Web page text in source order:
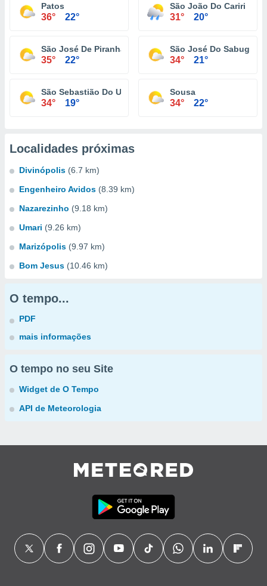
Patos
36° 22°
São João Do Cariri
31° 20°
São José De Piranhas
35° 22°
São José Do Sabugi
34° 21°
São Sebastião Do Umbuzeiro
34° 19°
Sousa
34° 22°
Localidades próximas
Divinópolis (6.7 km)
Engenheiro Avidos (8.39 km)
Nazarezinho (9.18 km)
Umari (9.26 km)
Marizópolis (9.97 km)
Bom Jesus (10.46 km)
O tempo...
PDF
mais informações
O tempo no seu Site
Widget de O Tempo
API de Meteorologia